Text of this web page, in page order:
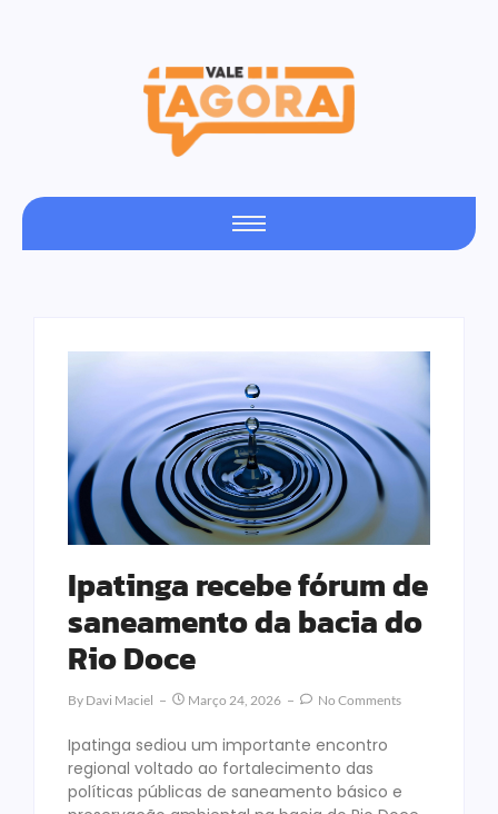
Ipatinga recebe fórum de
saneamento da bacia do
Rio Doce
By Davi Maciel Março 24, 2026 No Comments
Ipatinga sediou um importante encontro
regional voltado ao fortalecimento das
políticas públicas de saneamento básico e